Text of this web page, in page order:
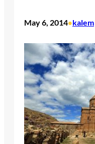
May 6, 2014•kalem